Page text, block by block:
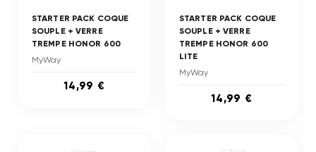
STARTER PACK COQUE
SOUPLE + VERRE
TREMPE HONOR 600
MyWay
14,99 €
STARTER PACK COQUE
SOUPLE + VERRE
TREMPE HONOR 600
LITE
MyWay
14,99 €